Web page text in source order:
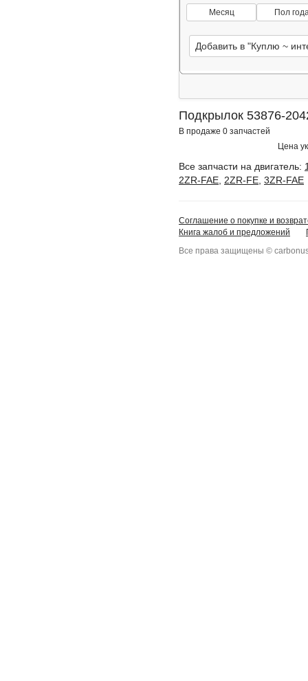
Месяц Пол
Добавить в "Куплю ~
Подкрылок 53876-
В продаже 0 запчастей
Цена
Все запчасти на двигатель:
2ZR-FAE 2ZR-FE 3ZR-FAE
Соглашение о покупке и
Книга жалоб и предложений
Все права защищены ©